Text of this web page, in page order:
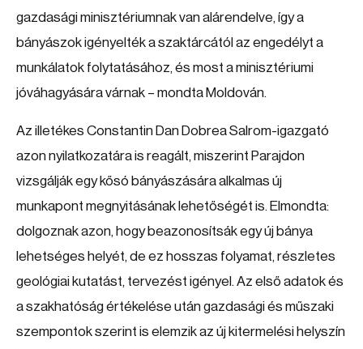
gazdasági minisztériumnak van alárendelve, így a
bányászok igényelték a szaktárcától az engedélyt a
munkálatok folytatásához, és most a minisztériumi
jóváhagyására várnak – mondta Moldován.
Az illetékes Constantin Dan Dobrea Salrom-igazgató
azon nyilatkozatára is reagált, miszerint Parajdon
vizsgálják egy kősó bányászására alkalmas új
munkapont megnyitásának lehetőségét is. Elmondta:
dolgoznak azon, hogy beazonosítsák egy új bánya
lehetséges helyét, de ez hosszas folyamat, részletes
geológiai kutatást, tervezést igényel. Az első adatok és
a szakhatóság értékelése után gazdasági és műszaki
szempontok szerint is elemzik az új kitermelési helyszín